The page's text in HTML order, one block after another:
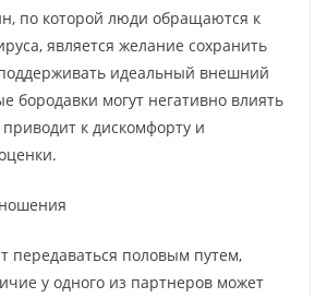
по которой люди обращаются к
является желание сохранить
идеальный внешний
бородавки могут негативно влиять
приводит к дискомфорту и
передаваться половым путем,
у одного из партнеров может